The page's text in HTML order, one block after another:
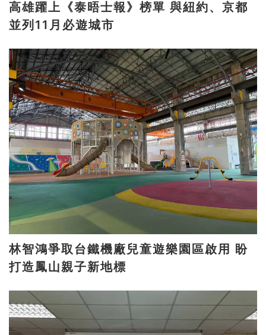
高雄躍上《泰晤士報》榜單 與紐約、京都
並列11月必遊城市
林智鴻爭取台鐵機廠兒童遊樂園區啟用 盼
打造鳳山親子新地標